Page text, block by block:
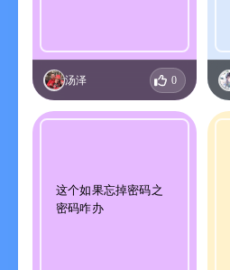
汤泽 0
这个如果忘掉密码之
密码咋办